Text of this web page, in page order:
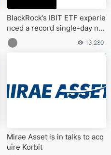
BlackRock’s IBIT ETF experie
nced a record single-day net
outflow of $523 million 13,280
Mirae Asset is in talks to acq
uire Korbit